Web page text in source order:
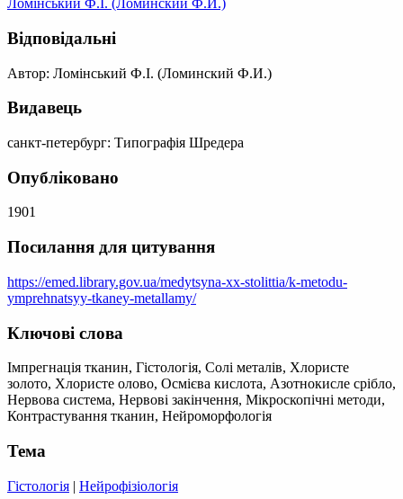
Ломінський Ф.І. (Ломинский Ф.И.)
Відповідальні
Автор: Ломінський Ф.І. (Ломинский Ф.И.)
Видавець
санкт-петербург: Типографія Шредера
Опубліковано
1901
Посилання для цитування
https://emed.library.gov.ua/medytsyna-xx-stolittia/k-metodu-
ymprehnatsyy-tkaney-metallamy/
Ключові слова
Імпрегнація тканин, Гістологія, Солі металів, Хлористе
золото, Хлористе олово, Осмієва кислота, Азотнокисле срібло,
Нервова система, Нервові закінчення, Мікроскопічні методи,
Контрастування тканин, Нейроморфологія
Тема
Гістологія | Нейрофізіологія